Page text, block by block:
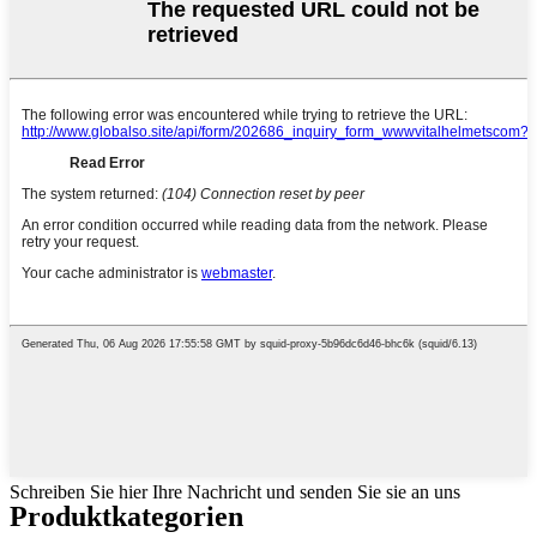
Schreiben Sie hier Ihre Nachricht und senden Sie sie an uns
Produktkategorien